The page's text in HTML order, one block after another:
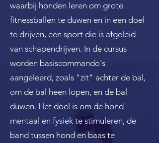
waarbij honden leren om grote
fitnessballen te duwen en in een doel
te drijven, een sport die is afgeleid
van schapendrijven. In de cursus
worden basiscommando's
aangeleerd, zoals "zit" achter de bal,
om de bal heen lopen, en de bal
duwen. Het doel is om de hond
mentaal en fysiek te stimuleren, de
band tussen hond en baas te